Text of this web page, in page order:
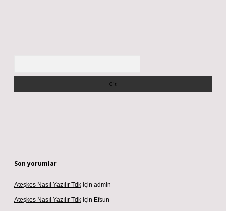
Son yorumlar
Ateşkes Nasıl Yazılır Tdk için admin
Ateşkes Nasıl Yazılır Tdk için Efsun